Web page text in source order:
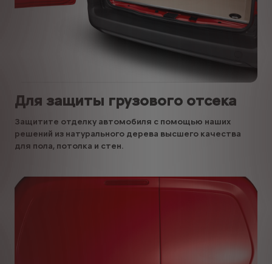
Для защиты грузового отсека
Защитите отделку автомобиля с помощью наших
решений из натурального дерева высшего качества
для пола, потолка и стен.